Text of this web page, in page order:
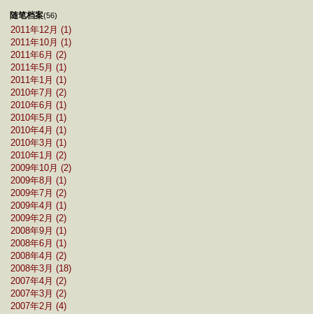
随笔档案(56)
2011年12月 (1)
2011年10月 (1)
2011年6月 (2)
2011年5月 (1)
2011年1月 (1)
2010年7月 (2)
2010年6月 (1)
2010年5月 (1)
2010年4月 (1)
2010年3月 (1)
2010年1月 (2)
2009年10月 (2)
2009年8月 (1)
2009年7月 (2)
2009年4月 (1)
2009年2月 (2)
2008年9月 (1)
2008年6月 (1)
2008年4月 (2)
2008年3月 (18)
2007年4月 (2)
2007年3月 (2)
2007年2月 (4)